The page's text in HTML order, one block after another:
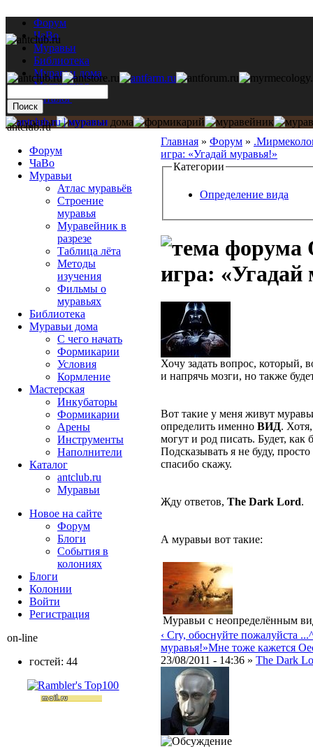
Форум
ЧаВо
Муравьи
Библиотека
Муравьи дома
Мастерская
Каталог
Главная » Форум »
игра: «Угадай муравья!»
Категории
Определение вида
игра: «Угадай
Хочу задать вопрос, который,
и напрячь мозги, но также
Вот такие у меня живут
определить именно ВИД.
могут и род писать. Будет, как
Подсказывать я не буду,
спасибо скажу.
Жду ответов, The Dark Lord.
А муравьи вот такие:
Муравьи с неопределённым
‹ Cry, обоснуйте пожалуйста ...
муравья!»Мне тоже кажется
23/08/2011 - 14:36 » The Dark
antclub.ru
Форум
ЧаВо
Муравьи
Атлас муравьёв
Строение
муравья
Муравейник в
разрезе
Таблица лёта
Методы
изучения
Фильмы о
муравьях
Библиотека
Муравьи дома
С чего начать
Формикарии
Условия
Кормление
Мастерская
Инкубаторы
Формикарии
Арены
Инструменты
Наполнители
Каталог
antclub.ru
Муравьи
Новое на сайте
Форум
Блоги
События в
колониях
Блоги
Колонии
Войти
Peгиcтpaция
on-line
гостей: 44